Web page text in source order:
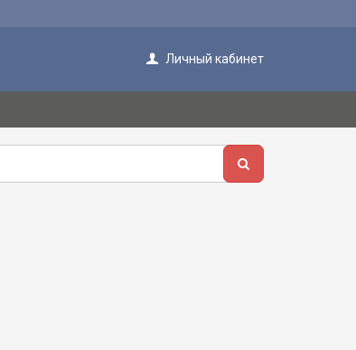
Личный кабинет